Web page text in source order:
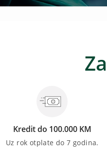
Kredit do 100.000 KM
Uz rok otplate do 7 godina.